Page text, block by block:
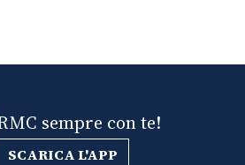
sempre con te!
SCARICA L'APP